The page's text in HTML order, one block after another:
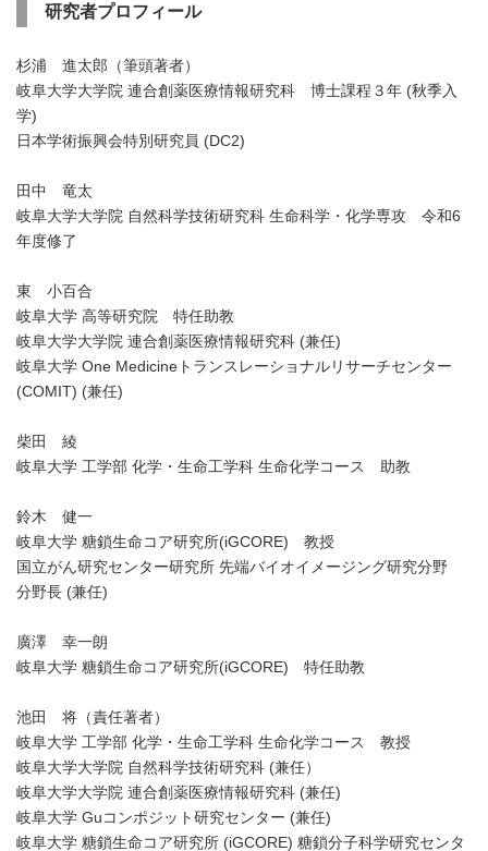
研究者プロフィール
杉浦 進太郎（筆頭著者）
岐阜大学大学院 連合創薬医療情報研究科 博士課程３年 (秋季入
学)
日本学術振興会特別研究員 (DC2)
田中 竜太
岐阜大学大学院 自然科学技術研究科 生命科学・化学専攻 令和6
年度修了
東 小百合
岐阜大学 高等研究院 特任助教
岐阜大学大学院 連合創薬医療情報研究科 (兼任)
岐阜大学 One Medicineトランスレーショナルリサーチセンター
(COMIT) (兼任)
柴田 綾
岐阜大学 工学部 化学・生命工学科 生命化学コース 助教
鈴木 健一
岐阜大学 糖鎖生命コア研究所(iGCORE) 教授
国立がん研究センター研究所 先端バイオイメージング研究分野
分野長 (兼任)
廣澤 幸一朗
岐阜大学 糖鎖生命コア研究所(iGCORE) 特任助教
池田 将（責任著者）
岐阜大学 工学部 化学・生命工学科 生命化学コース 教授
岐阜大学大学院 自然科学技術研究科 (兼任）
岐阜大学大学院 連合創薬医療情報研究科 (兼任)
岐阜大学 Guコンポジット研究センター (兼任)
岐阜大学 糖鎖生命コア研究所 (iGCORE) 糖鎖分子科学研究センタ
Japanese